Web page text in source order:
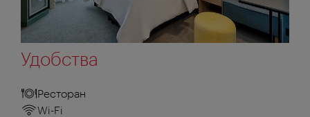
Удобства
Ресторан
Wi-Fi